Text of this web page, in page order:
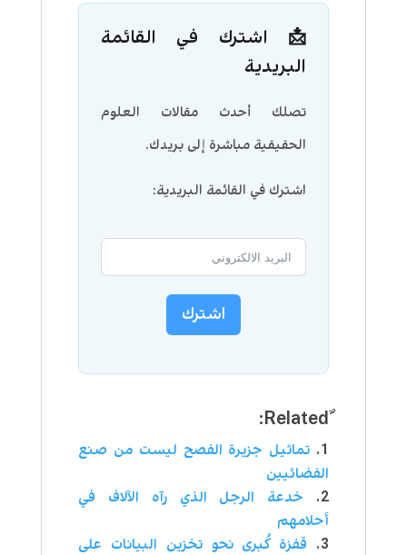
📩 اشترك في القائمة
البريدية
تصلك أحدث مقالات العلوم
الحقيقية مباشرة إلى بريدك.
اشترك في القائمة البريدية:
اشترك
ٌRelated:
تماثيل جزيرة الفصح ليست من صنع
الفضائيين
خدعة الرجل الذي رآه الآلاف في
أحلامهم
قفزة كُبرى نحو تخزين البيانات على